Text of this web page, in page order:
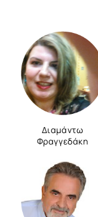
Διαμάντω
Φραγγεδάκη